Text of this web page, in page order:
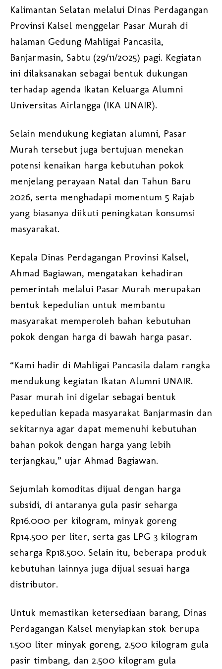
Kalimantan Selatan melalui Dinas Perdagangan
Provinsi Kalsel menggelar Pasar Murah di
halaman Gedung Mahligai Pancasila,
Banjarmasin, Sabtu (29/11/2025) pagi. Kegiatan
ini dilaksanakan sebagai bentuk dukungan
terhadap agenda Ikatan Keluarga Alumni
Universitas Airlangga (IKA UNAIR).
Selain mendukung kegiatan alumni, Pasar
Murah tersebut juga bertujuan menekan
potensi kenaikan harga kebutuhan pokok
menjelang perayaan Natal dan Tahun Baru
2026, serta menghadapi momentum 5 Rajab
yang biasanya diikuti peningkatan konsumsi
masyarakat.
Kepala Dinas Perdagangan Provinsi Kalsel,
Ahmad Bagiawan, mengatakan kehadiran
pemerintah melalui Pasar Murah merupakan
bentuk kepedulian untuk membantu
masyarakat memperoleh bahan kebutuhan
pokok dengan harga di bawah harga pasar.
“Kami hadir di Mahligai Pancasila dalam rangka
mendukung kegiatan Ikatan Alumni UNAIR.
Pasar murah ini digelar sebagai bentuk
kepedulian kepada masyarakat Banjarmasin dan
sekitarnya agar dapat memenuhi kebutuhan
bahan pokok dengan harga yang lebih
terjangkau,” ujar Ahmad Bagiawan.
Sejumlah komoditas dijual dengan harga
subsidi, di antaranya gula pasir seharga
Rp16.000 per kilogram, minyak goreng
Rp14.500 per liter, serta gas LPG 3 kilogram
seharga Rp18.500. Selain itu, beberapa produk
kebutuhan lainnya juga dijual sesuai harga
distributor.
Untuk memastikan ketersediaan barang, Dinas
Perdagangan Kalsel menyiapkan stok berupa
1.500 liter minyak goreng, 2.500 kilogram gula
pasir timbang, dan 2.500 kilogram gula